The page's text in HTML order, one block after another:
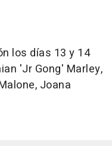
los días 13 y 14
'Jr Gong' Marley,
Joana